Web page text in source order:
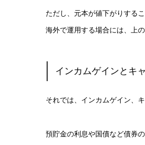
ただし、元本が値下がりする
海外で運用する場合には、上
インカムゲインとキ
それでは、インカムゲイン、
預貯金の利息や国債など債券